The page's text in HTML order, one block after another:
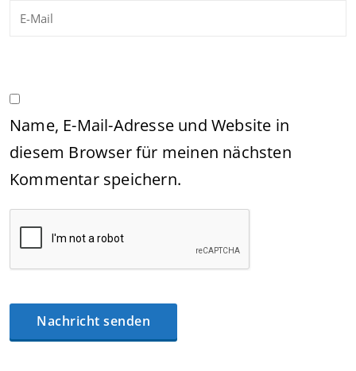
Name, E-Mail-Adresse und Website in
diesem Browser für meinen nächsten
Kommentar speichern.